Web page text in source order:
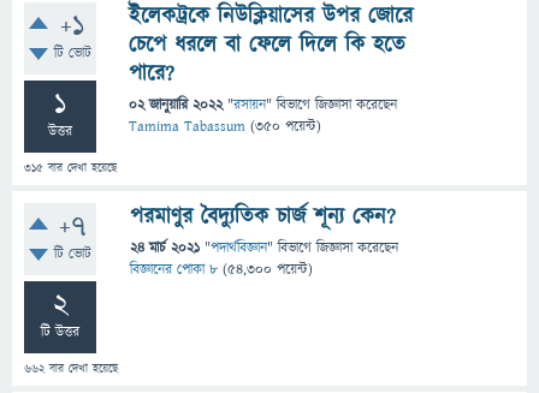
+1
টি ভোট
1
উত্তর
315 বার দেখা হয়েছে
ইলেকট্রকে নিউক্লিয়াসের উপর জোরে
চেপে ধরলে বা ফেলে দিলে কি হতে
পারে?
02 জানুয়ারি 2022 "রসায়ন" বিভাগে জিজ্ঞাসাকরেছেন
Tamima Tabassum (350 পয়েন্ট)
+7
টি ভোট
2
টি উত্তর
662বার দেখা হয়েছে
পরমাণুর বৈদ্যুতিক চার্জ শূন্য কেন?
24 মার্চ 2021 "পদার্থবিজ্ঞান" বিভাগে জিজ্ঞাসাকরেছেন
বিজ্ঞানের পোকা ৮ (54,300 পয়েন্ট)